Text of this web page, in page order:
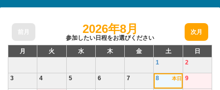
前月 2026年8月
参加したい日程をお選びください
次月
月 火 水 木 金 土
日
1
2
3 4 5 6 7 8 本日 9